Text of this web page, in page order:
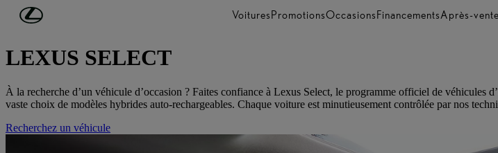
Passer au contenu principal VoituresPromotionsOccasionsFinancementsAprès-vente
Voitures d'occasion
LEXUS SELECT
À la recherche d’un véhicule d’occasion ? Faites confiance à Lexus Select, le programme officiel de véhicules
vaste choix de modèles hybrides auto-rechargeables. Chaque voiture est minutieusement contrôlée par nos
Recherchez un véhicule